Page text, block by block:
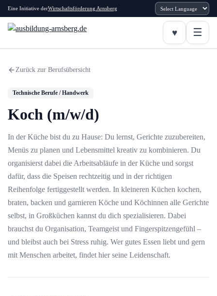
Eine Initiative derWirtschaftsförderung Arnsberg
Zurück zur Berufsübersicht
Technische Berufe / Handwerk
Koch (m/w/d)
In der Küche bist du zu Hause: Du lernst, Gerichte zuzubereiten,
Menüs zu planen und Lebensmittel kreativ zu kombinieren. Du
organisierst dabei die Arbeitsabläufe in der Küche und sorgst
dafür, dass die Speisen rechtzeitig und in der richtigen
Reihenfolge fertiggestellt werden. In kleineren Küchen kochen,
braten, backen und garnieren Köche und Köchinnen alle Gerichte
selbst, in Großküchen kannst du dich spezialisieren. Dabei
brauchst du Organisation, Teamgeist und Fingerspitzengefühl –
und bleibst auch bei Stress ruhig. Wer gutes Essen liebt und gern
mit Menschen arbeitet, findet hier seine Leidenschaft.